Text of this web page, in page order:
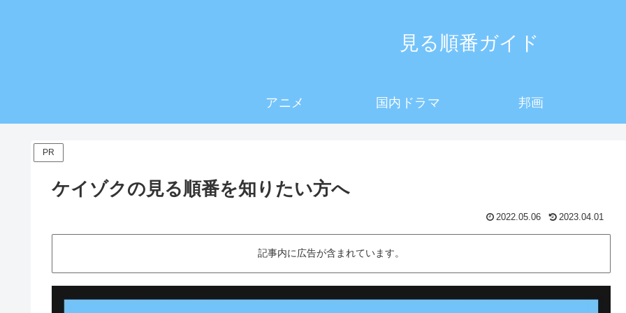
見る順番ガイド
アニメ 国内ドラマ 邦画
PR
ケイゾクの見る順番を知りたい方へ
2022.05.06 2023.04.01
記事内に広告が含まれています。